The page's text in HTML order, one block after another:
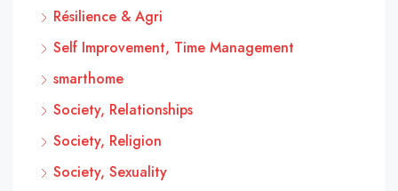
Résilience & Agri
Self Improvement, Time Management
smarthome
Society, Relationships
Society, Religion
Society, Sexuality